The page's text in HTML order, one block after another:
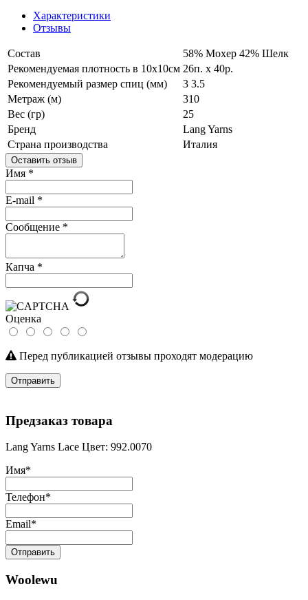
Характеристики
Отзывы
Состав 58% Мохер 42% Шелк
Рекомендуемая плотность в 10х10см 26п. х 40р.
Рекомендуемый размер спиц (мм)
3 3.5
Метраж (м)
310
Вес (гр)
25
Бренд
Lang Yarns
Страна производства
Италия
Оставить отзыв
Имя *
E-mail *
Сообщение *
Капча *
Оценка
Перед публикацией отзывы проходят модерацию
Отправить
Предзаказ товара
Lang Yarns Lace Цвет: 992.0070
Имя*
Телефон*
Email*
Отправить
Woolewu